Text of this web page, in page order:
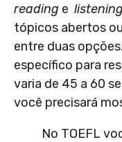
reading e listening
tópicos abertos
entre duas
específico para
varia de 45 a 60
você precisará
No TOEFL